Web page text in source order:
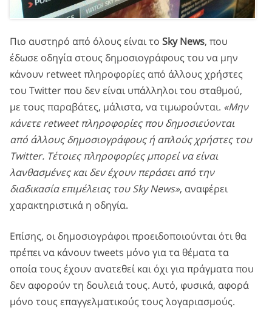
Πιο αυστηρό από όλους είναι το Sky News, που
έδωσε οδηγία στους δημοσιογράφους του να μην
κάνουν retweet πληροφορίες από άλλους χρήστες
του Twitter που δεν είναι υπάλληλοι του σταθμού,
με τους παραβάτες, μάλιστα, να τιμωρούνται. «Μην
κάνετε retweet πληροφορίες που δημοσιεύονται
από άλλους δημοσιογράφους ή απλούς χρήστες του
Twitter. Τέτοιες πληροφορίες μπορεί να είναι
λανθασμένες και δεν έχουν περάσει από την
διαδικασία επιμέλειας του Sky News», αναφέρει
χαρακτηριστικά η οδηγία.
Επίσης, οι δημοσιογράφοι προειδοποιούνται ότι θα
πρέπει να κάνουν tweets μόνο για τα θέματα τα
οποία τους έχουν ανατεθεί και όχι για πράγματα που
δεν αφορούν τη δουλειά τους. Αυτό, φυσικά, αφορά
μόνο τους επαγγελματικούς τους λογαριασμούς.